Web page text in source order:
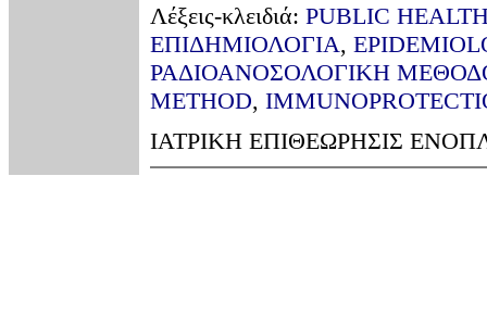
Λέξεις-κλειδιά: PUBLIC
ΕΠΙΔΗΜΙΟΛΟΓΙΑ,
ΡΑΔΙΟΑΝΟΣΟΛΟΓΙΚΗ
METHOD,
ΙΑΤΡΙΚΗ ΕΠΙΘΕΩΡΗΣΙΣ